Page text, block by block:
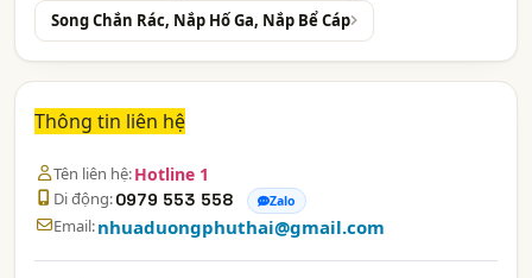
Song Chắn Rác, Nắp Hố Ga, Nắp Bể Cáp
Thông tin liên hệ
Tên liên hệ:Hotline 1
Di động:0979 553 558 Zalo
Email:nhuaduongphuthai@gmail.com